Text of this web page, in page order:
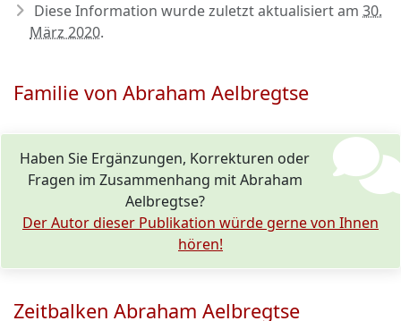
Diese Information wurde zuletzt aktualisiert am 30.
März 2020.
Familie von Abraham Aelbregtse
Haben Sie Ergänzungen, Korrekturen oder
Fragen im Zusammenhang mit Abraham
Aelbregtse?
Der Autor dieser Publikation würde gerne von Ihnen
hören!
Zeitbalken Abraham Aelbregtse